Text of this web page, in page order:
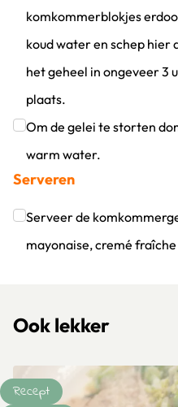
komkommerblokjes
koud water en schep
het geheel in ongeveer 3
plaats.
Klik om dit selectievakje
Om de gelei te storten
warm water.
Klik om dit selectievakje
Serveren
Serveer de
mayonaise, cremé
Ook lekker
Recept